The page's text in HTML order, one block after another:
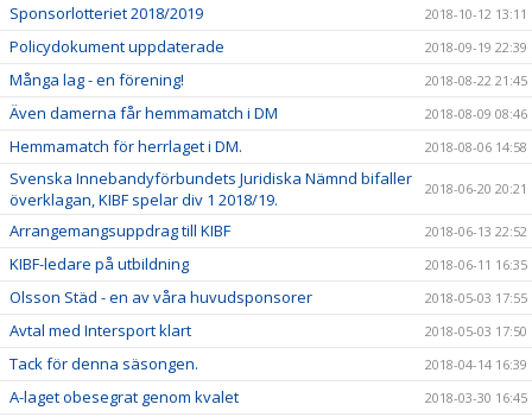
Sponsorlotteriet 2018/2019 2018-10-12 13:11
Policydokument uppdaterade 2018-09-19 22:39
Många lag - en förening! 2018-08-22 21:45
Även damerna får hemmamatch i DM 2018-08-09 08:46
Hemmamatch för herrlaget i DM. 2018-08-06 14:58
Svenska Innebandyförbundets Juridiska Nämnd bifaller
överklagan, KIBF spelar div 1 2018/19.
2018-06-20 20:21
Arrangemangsuppdrag till KIBF 2018-06-13 22:52
KIBF-ledare på utbildning 2018-06-11 16:35
Olsson Städ - en av våra huvudsponsorer 2018-05-03 17:55
Avtal med Intersport klart 2018-05-03 17:50
Tack för denna säsongen. 2018-04-14 16:39
A-laget obesegrat genom kvalet 2018-03-30 16:45